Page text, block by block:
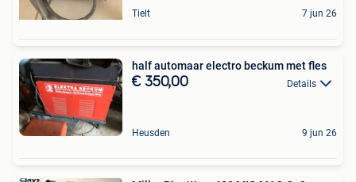
Tielt 7 jun 26
half automaar electro beckum met fles
€ 350,00 Details
Heusden 9 jun 26